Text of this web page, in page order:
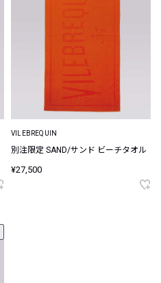
VILEBREQUIN
別注限定 SAND/サンド ビーチタオル
¥27,500